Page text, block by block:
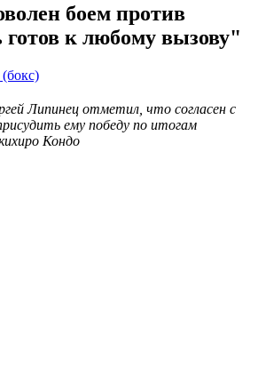
боем против
готов к любому вызову"
Липинец отметил, что согласен с
ему победу по итогам
Кондо